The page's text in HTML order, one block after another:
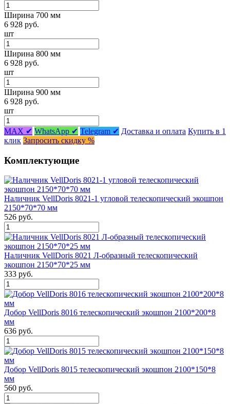
Ширина 700 мм
6 928 руб.
шт
Ширина 800 мм
6 928 руб.
шт
Ширина 900 мм
6 928 руб.
шт
MAX ✔ WhatsApp ✔ Telegram ✔ Доставка и оплата Купить в 1
клик Запросить скидку %
Комплектующие
Наличник VellDoris 8021-1 угловой телескопический экошпон
2150*70*70 мм
526 руб.
Наличник VellDoris 8021 Л-образный телескопический
экошпон 2150*70*25 мм
333 руб.
Добор VellDoris 8016 телескопический экошпон 2100*200*8
мм
636 руб.
Добор VellDoris 8015 телескопический экошпон 2100*150*8
мм
560 руб.